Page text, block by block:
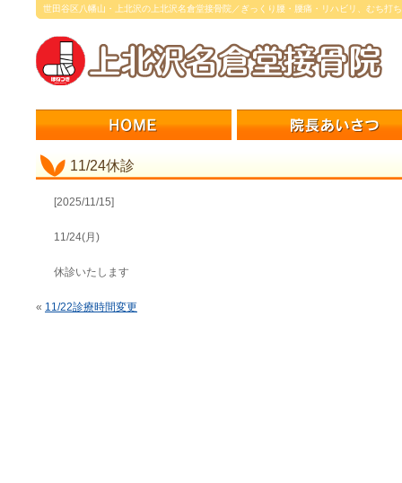
世田谷区八幡山・上北沢の上北沢名倉堂接骨院／ぎっくり腰・腰痛・リハビリ、むち打
11/24休診
[2025/11/15]
11/24(月)
休診いたします
« 11/22診療時間変更